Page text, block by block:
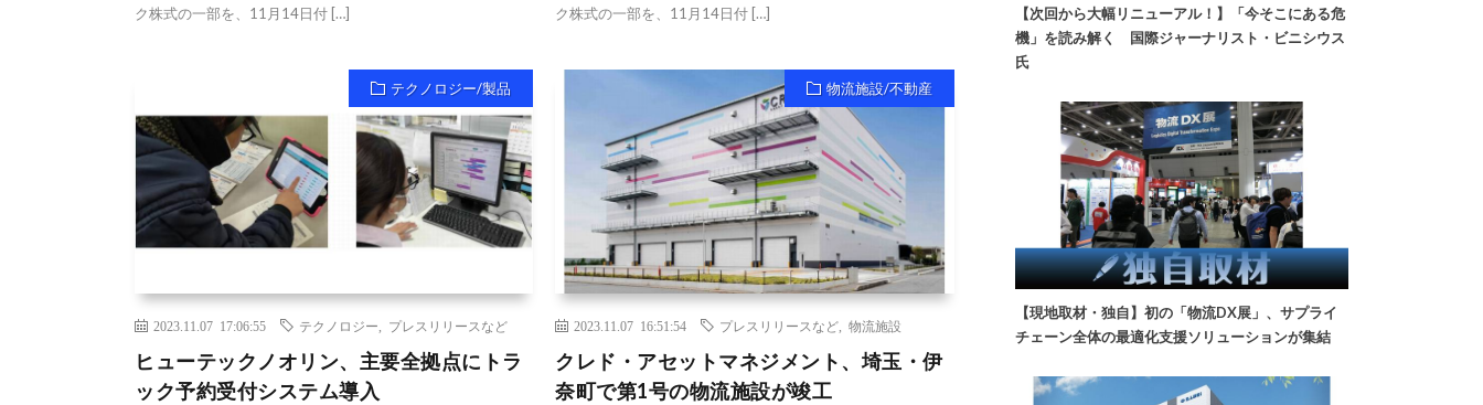
ク株式の一部を、11月14日付 […]
ク株式の一部を、11月14日付 […]
テクノロジー/製品
2023.11.07 17:06:55 テクノロジー プレスリリースなど
ヒューテックノオリン、主要全拠点にトラ
ック予約受付システム導入
物流施設/不動産
2023.11.07 16:51:54 プレスリリースなど ,物流施設
クレド・アセットマネジメント、埼玉・伊
奈町で第1号の物流施設が竣工
【次回から大幅リニューアル！】「今そこにある危
機」を読み解く 国際ジャーナリスト・ビニシウス
氏
【現地取材・独自】初の「物流DX展」、サプライ
チェーン全体の最適化支援ソリューションが集結